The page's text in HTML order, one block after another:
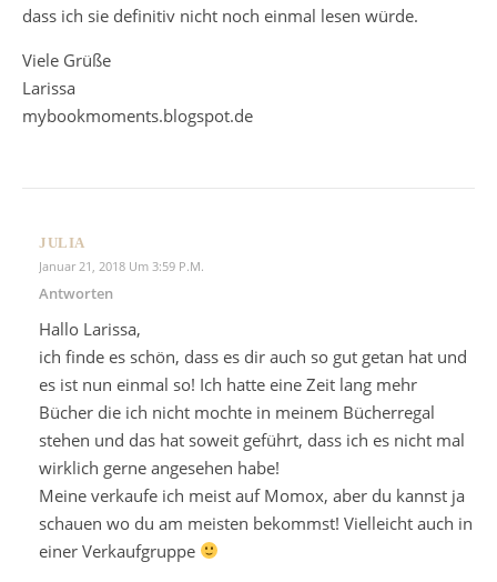
dass ich sie definitiv nicht noch einmal lesen würde.
Viele Grüße
Larissa
mybookmoments.blogspot.de
JULIA
Januar 21, 2018 Um 3:59 P.m.
Antworten
Hallo Larissa,
ich finde es schön, dass es dir auch so gut getan hat und
es ist nun einmal so! Ich hatte eine Zeit lang mehr
Bücher die ich nicht mochte in meinem Bücherregal
stehen und das hat soweit geführt, dass ich es nicht mal
wirklich gerne angesehen habe!
Meine verkaufe ich meist auf Momox, aber du kannst ja
schauen wo du am meisten bekommst! Vielleicht auch in
einer Verkaufgruppe